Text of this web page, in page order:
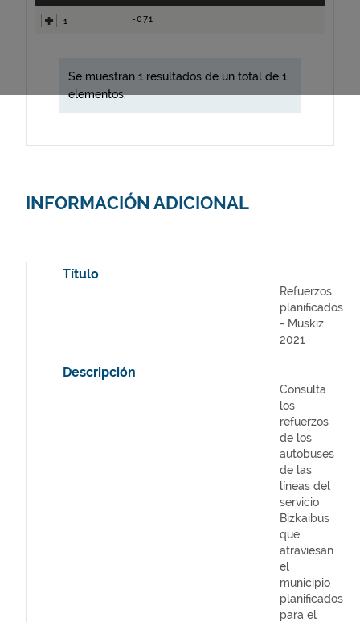
1 =071
Se muestran 1 resultados de un total de 1
elementos.
INFORMACIÓN ADICIONAL
Título
Refuerzos
planificados
- Muskiz
2021
Descripción
Consulta
los
refuerzos
de los
autobuses
de las
líneas del
servicio
Bizkaibus
que
atraviesan
el
municipio
planificados
para el